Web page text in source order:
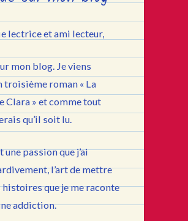
lectrice et ami lecteur,
mon blog. Je viens
troisième roman « La
Clara » et comme tout
qu’il soit lu.
une passion que j’ai
l’art de mettre
que je me raconte
addiction.